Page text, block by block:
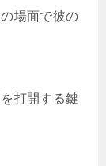
場面で彼の
打開する鍵